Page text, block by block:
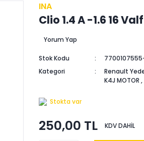
INA
Clio 1.4 A -1.6 16
Yorum Yap
Stok Kodu
Kategori
Renault
K4J MOTOR ,
Stokta var
250,00 TL KDV DAHİL